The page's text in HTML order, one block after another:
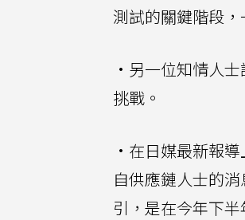
測試的關鍵階段
·另一位知情人
挑戰。
·在日媒最新報
自供應鏈人士的
引，是在今年下